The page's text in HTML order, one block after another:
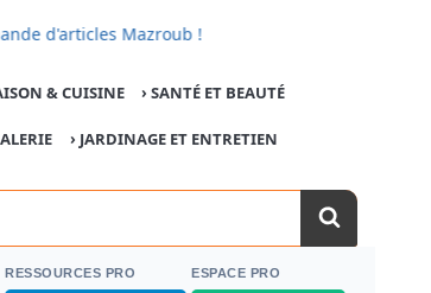
d'articles Mazroub !
& CUISINE › SANTÉ ET BEAUTÉ
› JARDINAGE ET ENTRETIEN
RESSOURCES PRO ESPACE PRO